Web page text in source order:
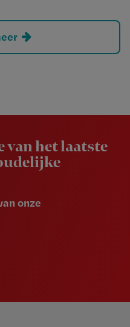
van het laatste
onze